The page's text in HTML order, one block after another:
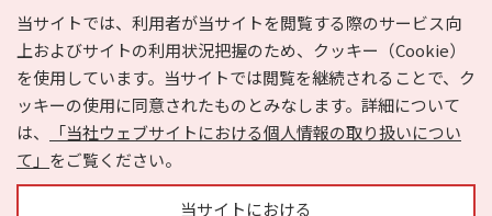
当サイトでは、利用者が当サイトを閲覧する際のサービス向
上およびサイトの利用状況把握のため、クッキー（Cookie）
を使用しています。当サイトでは閲覧を継続されることで、ク
ッキーの使用に同意されたものとみなします。詳細について
は、
「当社ウェブサイトにおける個人情報の取り扱いについ
て」 をご覧ください。
当サイトにおける
サイトの内容に関するお問い合わせ
Copyright © HYOJITO.Co.,Ltd. All Rights Reserved.